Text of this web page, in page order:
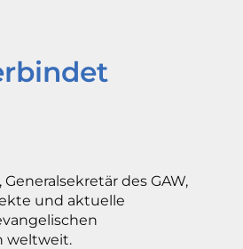
des GAW,
und aktuelle
weltweit.